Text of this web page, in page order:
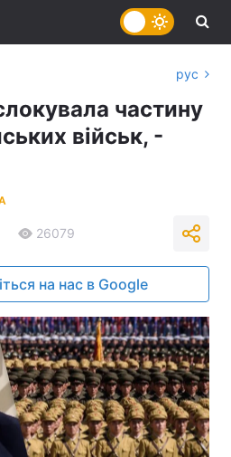
рус
частину
військ, -
26079
на нас в Google